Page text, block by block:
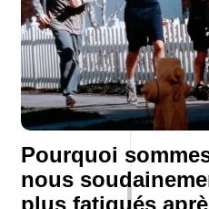
Pourquoi
nous
plus fatigués